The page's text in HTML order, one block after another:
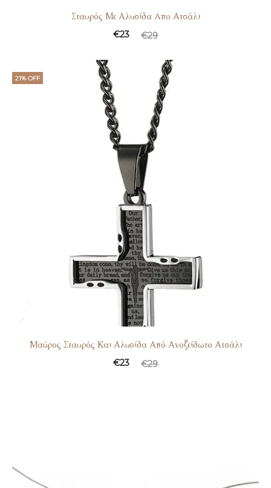
Σταυρός Με Αλυσίδα Aπο Ατσάλι
€29
€23
21% OFF
Μαύρος Σταυρός Και Αλυσίδα Από Ανοξείδωτο Ατσάλι
€29
€23